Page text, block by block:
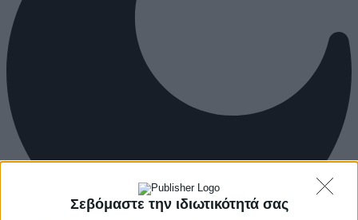
Σεβόμαστε την ιδιωτικότητά σας